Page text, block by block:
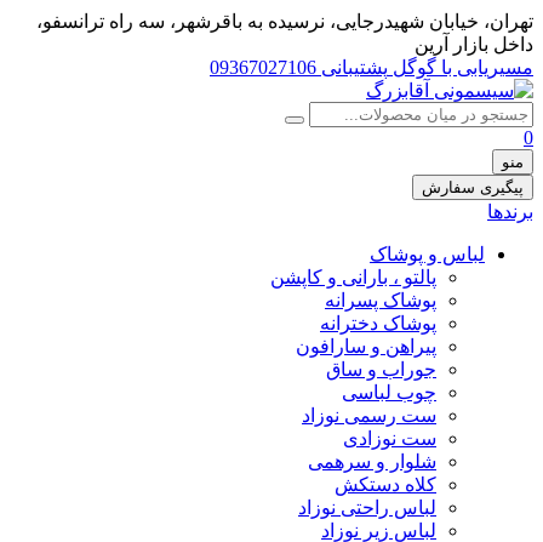
تهران، خيابان شهيدرجايى، نرسیده به باقرشهر، سه راه ترانسفو،
داخل بازار آرین
مسیریابی با گوگل پشتیبانی 09367027106
0
منو
پیگیری سفارش
برندها
لباس و پوشاک
پالتو ، بارانی و کاپشن
پوشاک پسرانه
پوشاک دخترانه
پیراهن و سارافون
جوراب و ساق
چوب لباسی
ست رسمی نوزاد
ست نوزادی
شلوار و سرهمی
کلاه دستکش
لباس راحتی نوزاد
لباس زیر نوزاد